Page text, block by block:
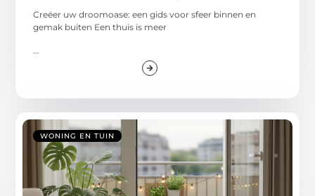
Creëer uw droomoase: een gids voor sfeer binnen en
gemak buiten Een thuis is meer
WONING EN TUIN